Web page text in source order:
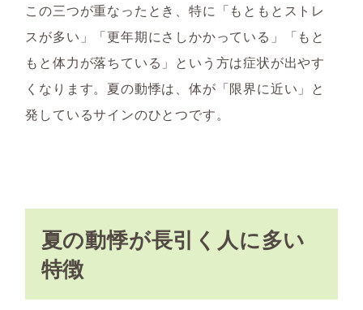
この三つが重なったとき、特に「もともとストレ
スが多い」「更年期にさしかかっている」「もと
もと体力が落ちている」という方は症状が出やす
くなります。夏の動悸は、体が「限界に近い」と
発しているサインのひとつです。
夏の動悸が長引く人に多い
特徴